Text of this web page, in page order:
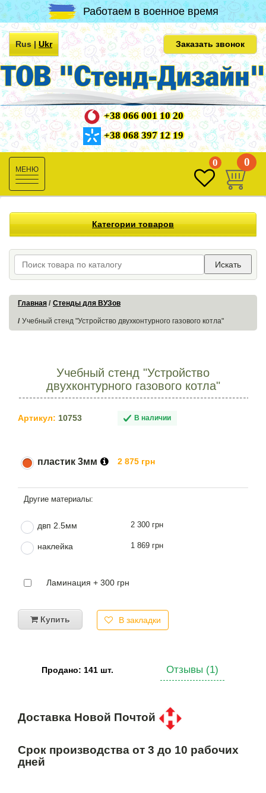
Работаем в военное время
Rus|Ukr Заказать звонок
+38 066 001 10 20
+38 068 397 12 19
Toggle
navigation
0 0
Категории товаров
Искать
Главная Стенды для ВУЗов
Учебный стенд "Устройство двухконтурного газового котла"
Учебный стенд "Устройство
двухконтурного газового котла"
Артикул: 10753 В наличии
пластик 3мм 2 875 грн
двп 2.5мм 2 300 грн
наклейка 1 869 грн
Ламинация + 300 грн
Купить В закладки
Продано: 141 шт. Отзывы (1)
Доставка Новой Почтой
Срок производства от 3 до 10 рабочих
дней